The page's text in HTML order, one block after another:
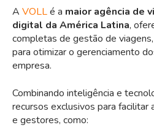
A VOLLé a maior agência de
digital da América Latina,
completas de gestão de
para otimizar o gerenciamento
empresa.
Combinando inteligência e
recursos exclusivos para facilitar
e gestores, como: